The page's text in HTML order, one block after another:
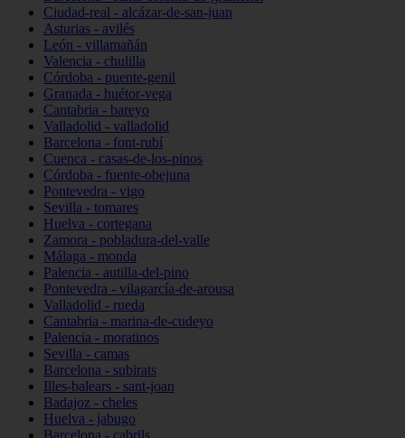
Ciudad-real - alcázar-de-san-juan
Asturias - avilés
León - villamañán
Valencia - chulilla
Córdoba - puente-genil
Granada - huétor-vega
Cantabria - bareyo
Valladolid - valladolid
Barcelona - font-rubí
Cuenca - casas-de-los-pinos
Córdoba - fuente-obejuna
Pontevedra - vigo
Sevilla - tomares
Huelva - cortegana
Zamora - pobladura-del-valle
Málaga - monda
Palencia - autilla-del-pino
Pontevedra - vilagarcía-de-arousa
Valladolid - rueda
Cantabria - marina-de-cudeyo
Palencia - moratinos
Sevilla - camas
Barcelona - subirats
Illes-balears - sant-joan
Badajoz - cheles
Huelva - jabugo
Barcelona - cabrils